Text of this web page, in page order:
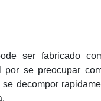
ser fabricado
por se preocupar
decompor